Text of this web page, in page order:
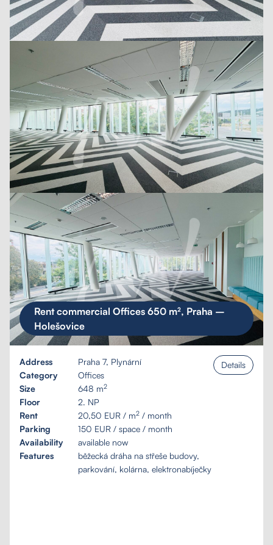
Rent commercial Offices 650 m², Praha –
Holešovice
Address
Praha 7, Plynární
Category
Offices
Size
648 m2
Floor
2. NP
Rent
20,50 EUR / m2 / month
Parking
150 EUR / space / month
Availability
available now
Features
běžecká dráha na střeše budovy,
parkování, kolárna, elektronabíječky
Details